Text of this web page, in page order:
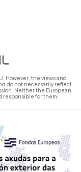
However, the views and
do not necessarily reflect
Neither the European
responsible for them.